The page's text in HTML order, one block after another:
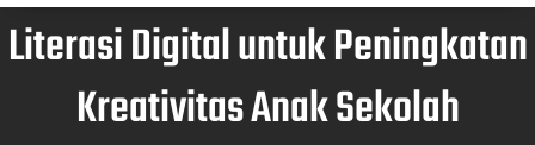
Literasi Digital untuk Peningkatan
Kreativitas Anak Sekolah